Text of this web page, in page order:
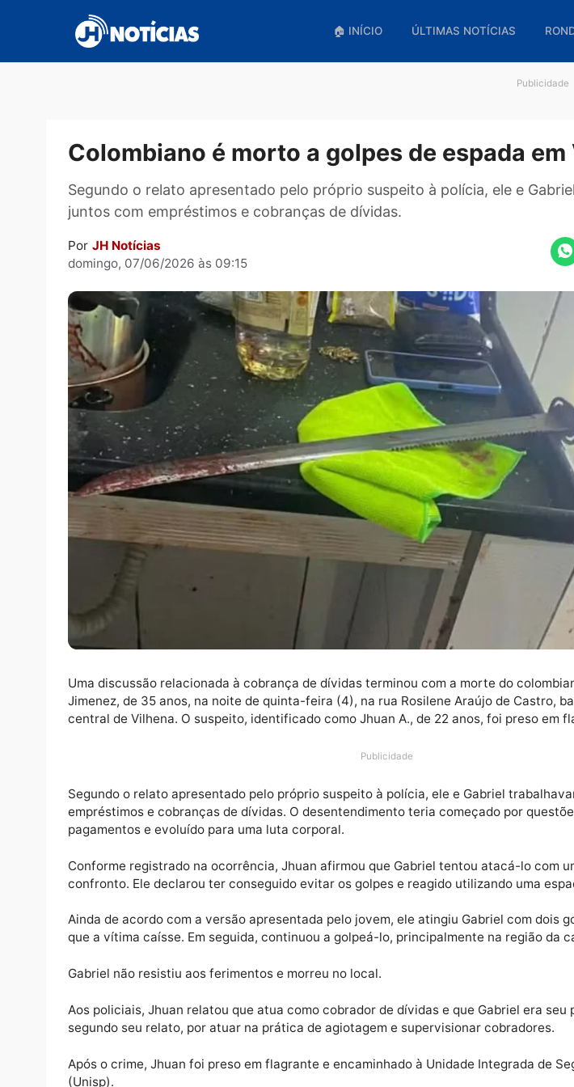
conteúdo
🏠 INÍCIO ÚLTIMAS NOTÍCIAS
Colombiano é morto a golpes de
Segundo o relato apresentado pelo próprio suspeito à polícia, ele
Por JH Notícias
domingo, 07/06/2026 às 09:15
Uma discussão relacionada à cobrança de dívidas terminou com a morte
central de Vilhena. O suspeito, identificado como Jhuan A., de 22 anos, foi
Segundo o relato apresentado pelo próprio suspeito à polícia, ele e Gabriel
pagamentos e evoluído para uma luta corporal.
confronto. Ele declarou ter conseguido evitar os golpes e reagido utilizando
Ainda de acordo com a versão apresentada pelo jovem, ele atingiu Gabriel
Gabriel não resistiu aos ferimentos e morreu no local.